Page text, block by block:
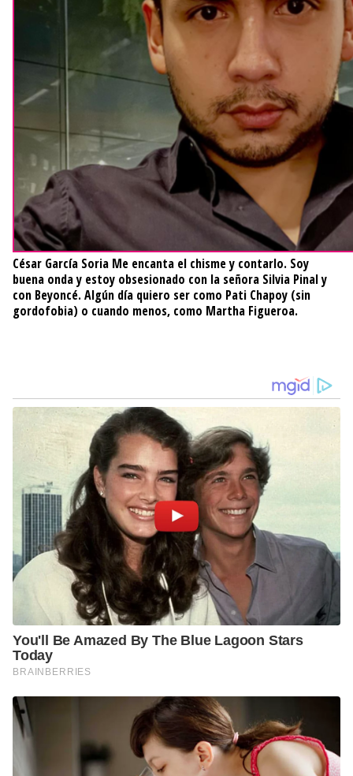
César García Soria Me encanta el chisme y contarlo. Soy
buena onda y estoy obsesionado con la señora Silvia Pinal y
con Beyoncé. Algún día quiero ser como Pati Chapoy (sin
gordofobia) o cuando menos, como Martha Figueroa.